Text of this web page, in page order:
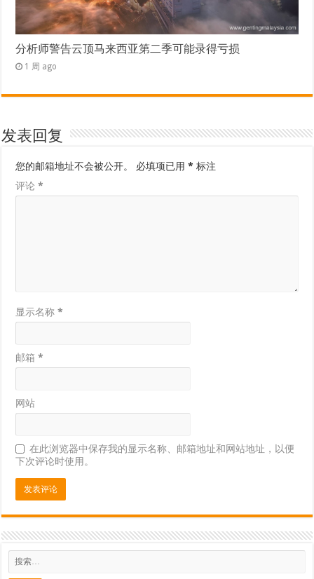
分析师警告云顶马来西亚第二季可能录得亏损
1 周 ago
发表回复
您的邮箱地址不会被公开。 必填项已用* 标注
评论*
显示名称*
邮箱*
网站
在此浏览器中保存我的显示名称、邮箱地址和网站地址，以便
下次评论时使用。